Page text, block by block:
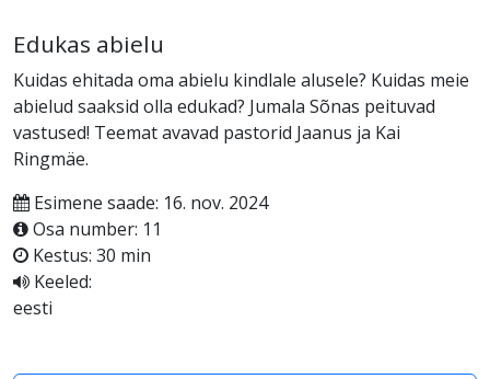
Edukas abielu
Kuidas ehitada oma abielu kindlale alusele? Kuidas meie
abielud saaksid olla edukad? Jumala Sõnas peituvad
vastused! Teemat avavad pastorid Jaanus ja Kai
Ringmäe.
Esimene saade: 16. nov. 2024
Osa number: 11
Kestus: 30 min
Keeled:
eesti